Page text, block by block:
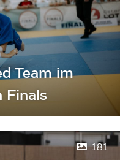
Team im
Finals
181